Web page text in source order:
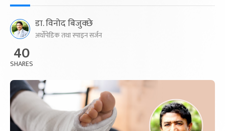
डा. विनोद बिजुक्छे
अर्थोपेडिक तथा स्पाइन सर्जन
40
SHARES